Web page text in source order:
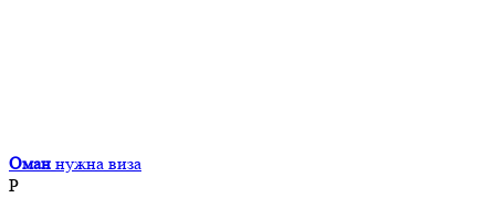
Оман нужна виза
Р